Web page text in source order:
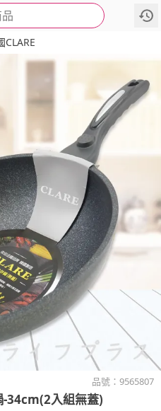
CLARE
品號： 9565807
-34cm(2入組無蓋)